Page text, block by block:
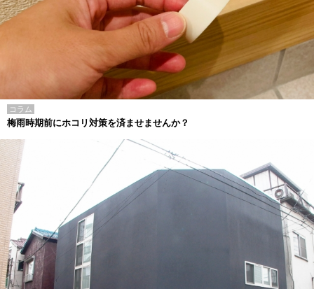
コラム
梅雨時期前にホコリ対策を済ませませんか？